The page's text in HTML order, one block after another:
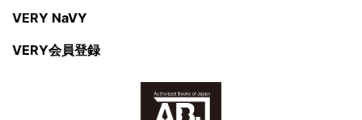
VERY NaVY
VERY会員登録